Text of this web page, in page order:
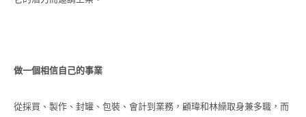
做一個相信自己的事業
從採買、製作、封罐、包裝、會計到業務，顧瑋和林繰取身兼多職，而